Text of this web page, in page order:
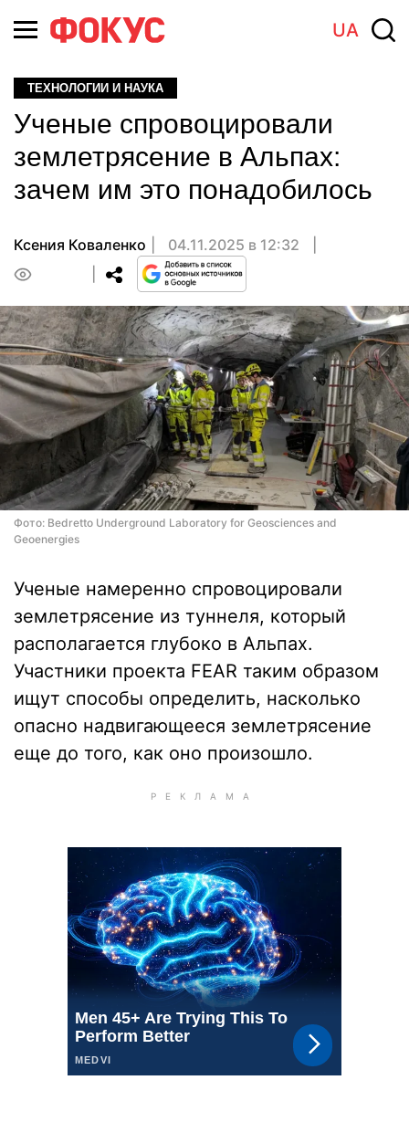
UA
ТЕХНОЛОГИИ И НАУКА
Ученые спровоцировали
землетрясение в Альпах:
зачем им это понадобилось
Ксения Коваленко
04.11.2025 в 12:32
Фото: Bedretto Underground Laboratory for Geosciences and
Geoenergies
Ученые намеренно спровоцировали
землетрясение из туннеля, который
располагается глубоко в Альпах.
Участники проекта FEAR таким образом
ищут способы определить, насколько
опасно надвигающееся землетрясение
еще до того, как оно произошло.